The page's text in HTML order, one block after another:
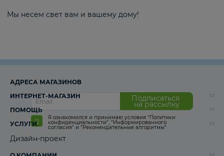
Мы несем свет вам и вашему дому!
Подписаться
на рассылку
Я ознакомился и принимаю условия “Политики
конфиденциальности”, “Информированного
согласия“ и “Рекомендательные алгоритмы“
АДРЕСА МАГАЗИНОВ
ИНТЕРНЕТ-МАГАЗИН
ПОМОЩЬ
УСЛУГИ
Дизайн-проект